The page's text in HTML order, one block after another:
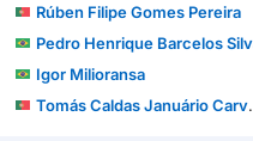
Rúben Filipe Gomes Pereira
Pedro Henrique Barcelos
Igor Milioransa
Tomás Caldas Januário Carvalho Domingos